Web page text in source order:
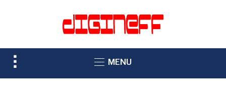
TOGGLE
SIDEBAR
MENU